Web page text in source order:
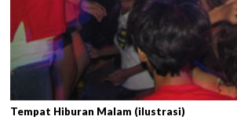
Tempat Hiburan Malam (ilustrasi)